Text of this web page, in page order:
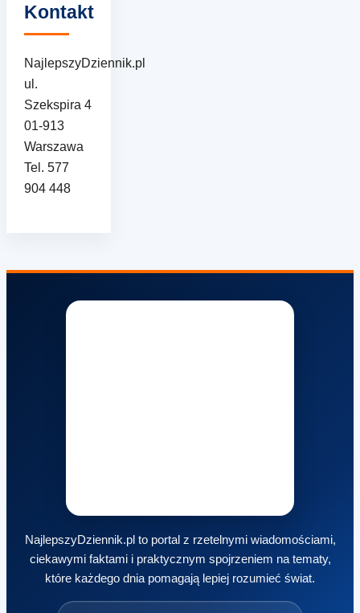
Kontakt
NajlepszyDziennik.pl
ul.
Szekspira 4
01-913
Warszawa
Tel. 577
904 448
NajlepszyDziennik.pl to portal z rzetelnymi wiadomościami,
ciekawymi faktami i praktycznym spojrzeniem na tematy,
które każdego dnia pomagają lepiej rozumieć świat.